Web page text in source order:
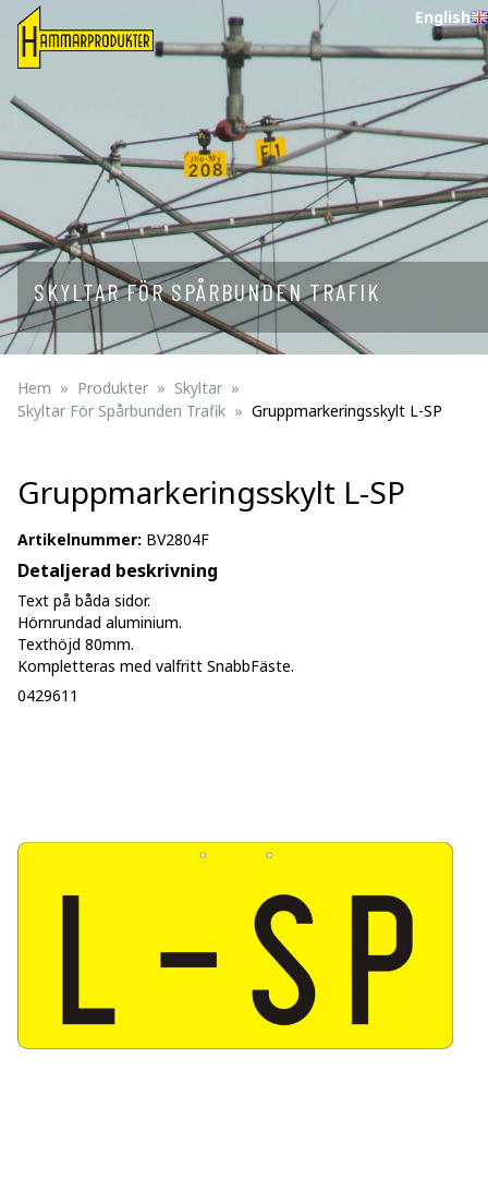
English
SKYLTAR FÖR SPÅRBUNDEN TRAFIK
Hem Produkter
Skyltar
Skyltar För Spårbunden Trafik
Gruppmarkeringsskylt L-SP
Gruppmarkeringsskylt L-SP
Artikelnummer: BV2804F
Detaljerad beskrivning
Text på båda sidor.
Hörnrundad aluminium.
Texthöjd 80mm.
Kompletteras med valfritt SnabbFäste.
0429611